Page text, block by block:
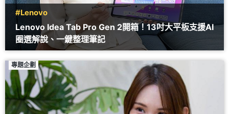
#Lenovo
Lenovo Idea Tab Pro Gen 2開箱！13吋大平板支援AI
圈選解說、一鍵整理筆記
專題企劃